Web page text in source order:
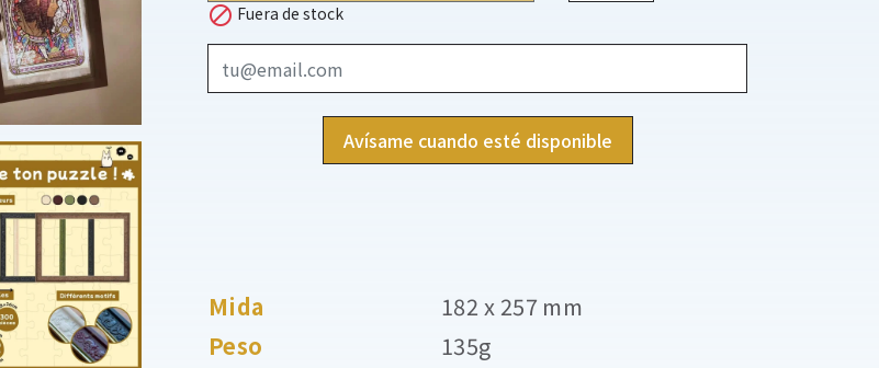
 Fuera de stock
Avísame cuando esté disponible
Mida
182 x 257 mm
Peso
135g